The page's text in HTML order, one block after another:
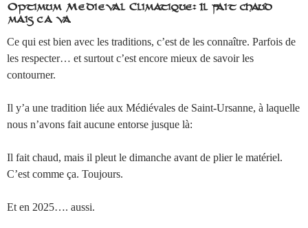
Optimum Médiéval Climatique: Il fait chaud
mais ça va
Ce qui est bien avec les traditions, c’est de les connaître. Parfois de
les respecter… et surtout c’est encore mieux de savoir les
contourner.
Il y’a une tradition liée aux Médiévales de Saint-Ursanne, à laquelle
nous n’avons fait aucune entorse jusque là:
Il fait chaud, mais il pleut le dimanche avant de plier le matériel.
C’est comme ça. Toujours.
Et en 2025…. aussi.